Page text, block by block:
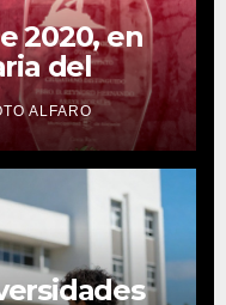
2020, en
del
la
ALFARO